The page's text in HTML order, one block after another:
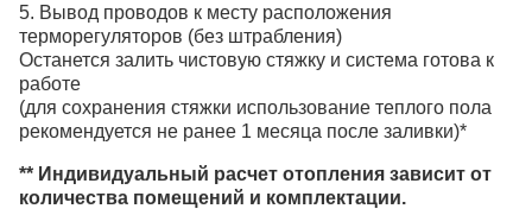
5. Вывод проводов к месту расположения
терморегуляторов (без штрабления)
Останется залить чистовую стяжку и система готова к
работе
(для сохранения стяжки использование теплого пола
рекомендуется не ранее 1 месяца после заливки)*
** Индивидуальный расчет отопления зависит от
количества помещений и комплектации.